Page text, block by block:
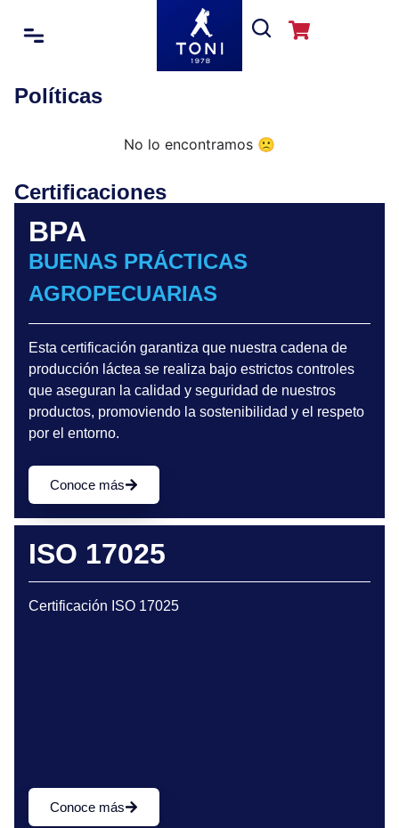
Políticas
No lo encontramos 🙁
Certificaciones
BPA
BUENAS PRÁCTICAS
AGROPECUARIAS
Esta certificación garantiza que nuestra cadena de
producción láctea se realiza bajo estrictos controles
que aseguran la calidad y seguridad de nuestros
productos, promoviendo la sostenibilidad y el respeto
por el entorno.
Conoce más
ISO 17025
Certificación ISO 17025
Conoce más